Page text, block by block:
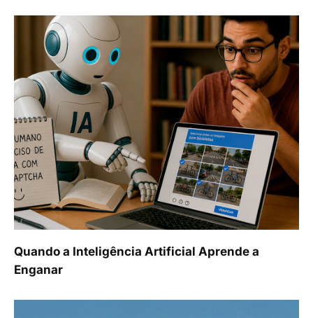
Quando a Inteligência Artificial Aprende a
Enganar